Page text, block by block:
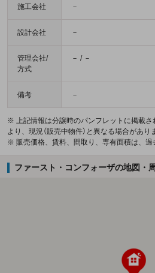
施工会社 －
設計会社 －
管理会社/
方式
－ / －
備考 －
※ 上記情報は分譲時のパンフレットに掲載
より、現況（販売中物件）と異なる場合があり
※ 販売価格、賃料、間取り、専有面積は、過
ファースト・コンフォーザの地図・